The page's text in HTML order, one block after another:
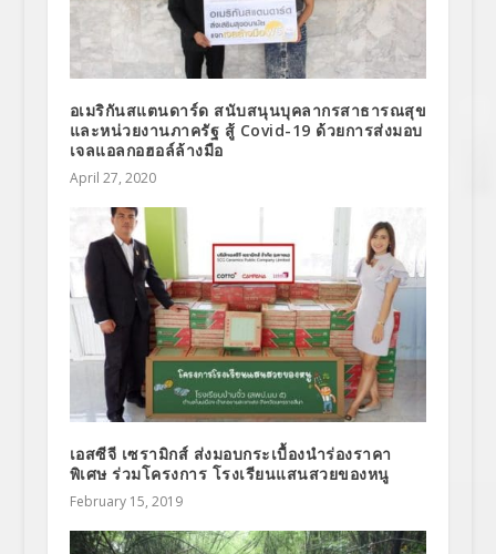
อเมริกันสแตนดาร์ด สนับสนุนบุคลากรสาธารณสุข
และหน่วยงานภาครัฐ สู้ Covid-19 ด้วยการส่งมอบ
เจลแอลกอฮอล์ล้างมือ
April 27, 2020
เอสซีจี เซรามิกส์ ส่งมอบกระเบื้องนำร่องราคา
พิเศษ ร่วมโครงการ โรงเรียนแสนสวยของหนู
February 15, 2019